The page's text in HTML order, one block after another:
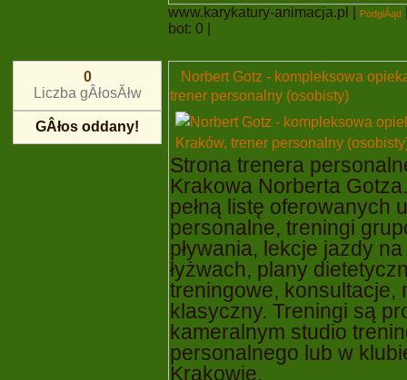
www.karykatury-animacja.pl PodglÂąd
bot: 0 |
0
Liczba gÂłosĂłw
GÂłos oddany!
Norbert Gotz - kompleksowa
trener personalny (osobisty)
Strona trenera
Krakowa Norberta
pełną listę oferowanych
personalne, treningi
pływania, lekcje jazdy
łyżwach, plany
treningowe, konsultacje,
klasyczny. Treningi są
kameralnym studio
personalnego lub w
Krakowie.